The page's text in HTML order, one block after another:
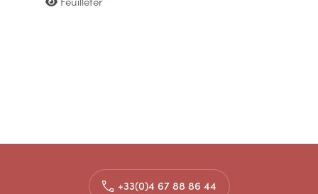
+33(0)4 67 88 86 44